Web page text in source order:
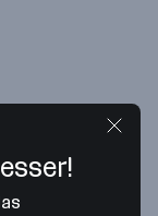
genders